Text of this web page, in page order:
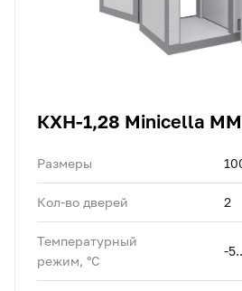
КХН-1,28 Minicella
Размеры
Кол-во дверей 2
Температурный
режим, °C
-